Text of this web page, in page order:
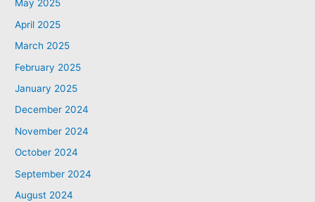
May 2025
April 2025
March 2025
February 2025
January 2025
December 2024
November 2024
October 2024
September 2024
August 2024